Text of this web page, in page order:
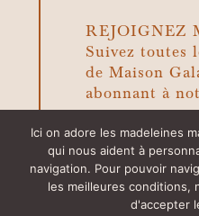
REJOIGNEZ
Suivez toutes
de Maison
abonnant à
Ici on adore les madeleines
qui nous aident à
navigation. Pour pouvoir
les meilleures conditions,
d'accepter